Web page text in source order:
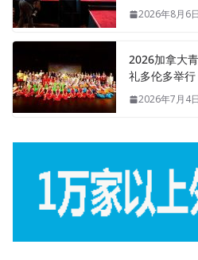
2026年8月6日
2026加拿大
礼多伦多举行
2026年7月4日